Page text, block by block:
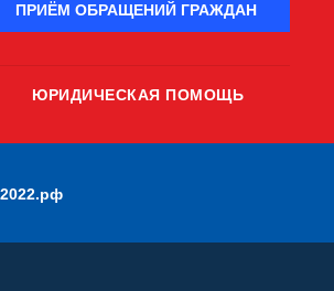
ПРИЁМ ОБРАЩЕНИЙ ГРАЖДАН
ЮРИДИЧЕСКАЯ ПОМОЩЬ